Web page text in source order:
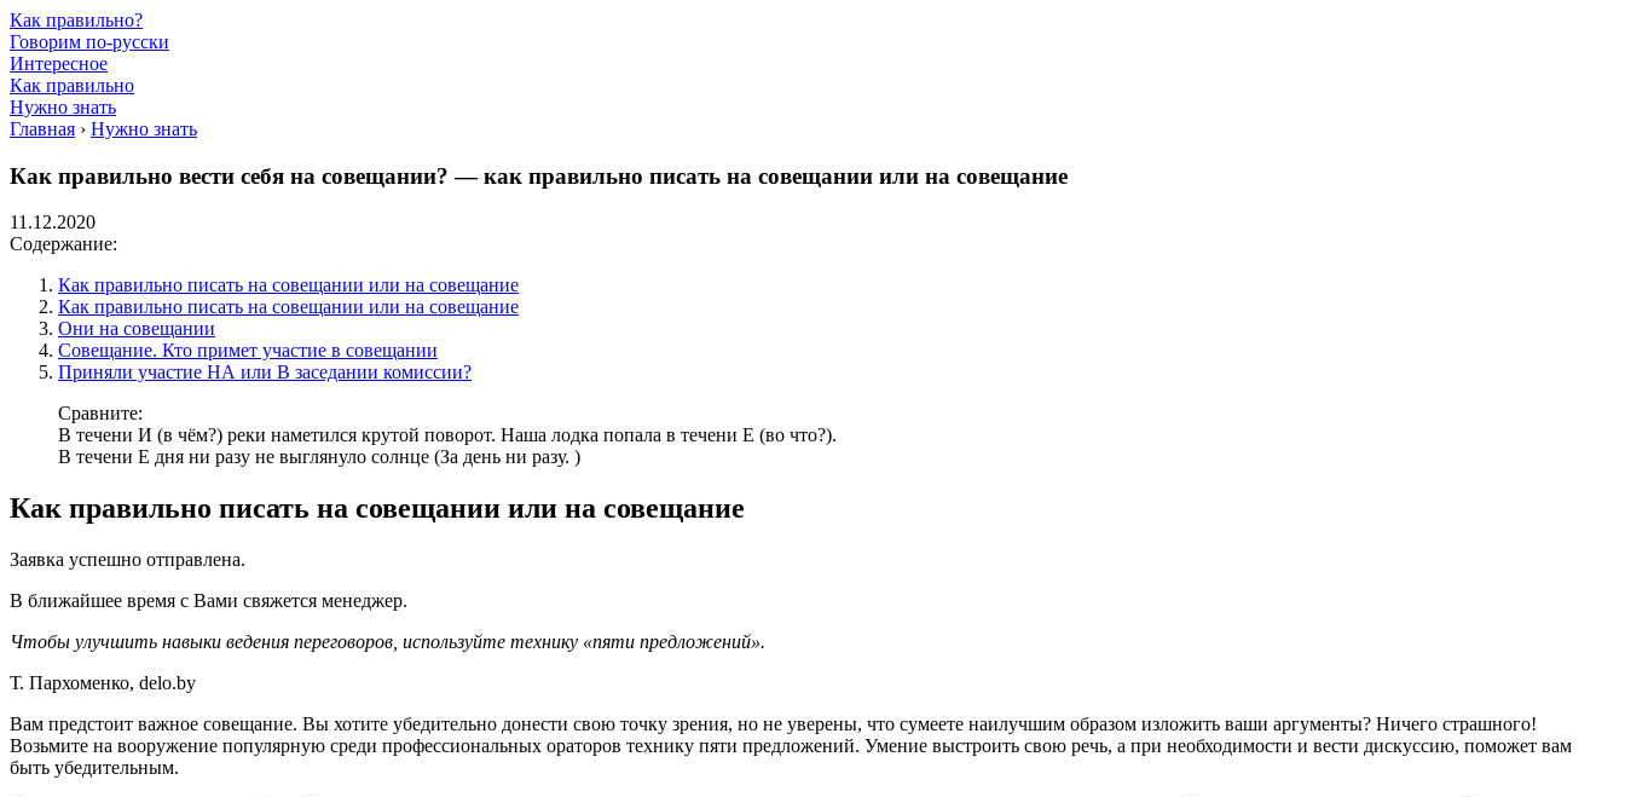
Как правильно?
Говорим по-русски
Интересное
Как правильно
Нужно знать
Главная › Нужно знать
Как правильно вести себя на совещании? — как правильно писать на совещании или на совещание
11.12.2020
Содержание:
Как правильно писать на совещании или на совещание
Как правильно писать на совещании или на совещание
Они на совещании
Совещание. Кто примет участие в совещании
Приняли участие НА или В заседании комиссии?
Сравните:
В течени И (в чём?) реки наметился крутой поворот. Наша лодка попала в течени Е (во что?).
В течени Е дня ни разу не выглянуло солнце (За день ни разу. )
Как правильно писать на совещании или на совещание
Заявка успешно отправлена.
В ближайшее время с Вами свяжется менеджер.
Чтобы улучшить навыки ведения переговоров, используйте технику «пяти предложений».
Т. Пархоменко, delo.by
Вам предстоит важное совещание. Вы хотите убедительно донести свою точку зрения, но не уверены, что сумеете наилучшим образом изложить ваши аргументы? Ничего страшного!
Возьмите на вооружение популярную среди профессиональных ораторов технику пяти предложений. Умение выстроить свою речь, а при необходимости и вести дискуссию, поможет вам
быть убедительным.